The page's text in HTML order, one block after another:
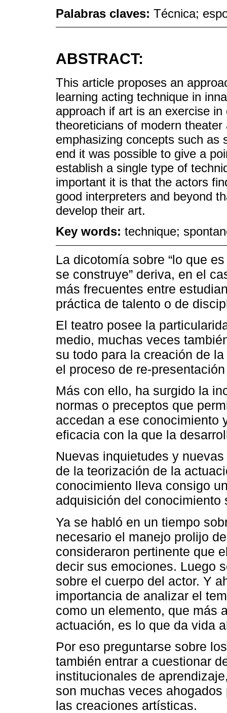
Palabras claves: Técnica;
ABSTRACT:
This article proposes an
learning acting technique in
approach if art is an exercise
theoreticians of modern
emphasizing concepts such as
end it was possible to give a
establish a single type of
important it is that the actors
good interpreters and beyond
develop their art.
Key words: technique;
La dicotomía sobre “lo que
se construye” deriva, en el
más frecuentes entre
práctica de talento o de
El teatro posee la
medio, muchas veces
su todo para la creación de
el proceso de re-
Más con ello, ha surgido la
normas o preceptos que
accedan a ese conocimiento
eficacia con la que la
Nuevas inquietudes y
de la teorización de la
conocimiento lleva consigo
adquisición del
Ya se habló en un tiempo
necesario el manejo prolijo
consideraron pertinente que
decir sus emociones. Luego
sobre el cuerpo del actor. Y
importancia de analizar el
como un elemento, que más
actuación, es lo que da vida
Por eso preguntarse sobre
también entrar a cuestionar
institucionales de
son muchas veces
las creaciones artísticas.